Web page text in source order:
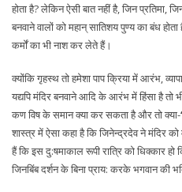
होता है? लेकिन ऐसी बात नहीं है, जिन प्रतिमा,
बनवाने वालों को महान् सातिशय पुण्य का बंध
कर्मों का भी नाश कर लेते हैं।
क्योंकि गृहस्थ तो हमेशा पाप क्रिया में आरंभ,
यद्यपि मंदिर बनवाने आदि के आरंभ में हिंसा है
कण विष के समान क्या कर सकता है और तो क्या-
शास्त्र में ऐसा कहा है कि जिनेन्द्रदेव ने मंदिर
हैं कि इस दु:षमाकाल रूपी रात्रि को धिक्कार हो
जिनबिंब दर्शन के बिना प्राय: करके भगवान की